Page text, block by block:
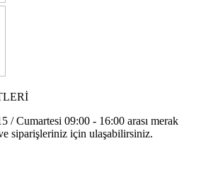
/ Cumartesi 09:00 - 16:00 arası merak
siparişleriniz için ulaşabilirsiniz.